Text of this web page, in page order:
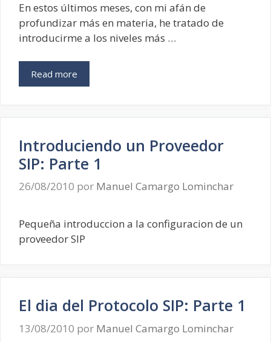
En estos últimos meses, con mi afán de
profundizar más en materia, he tratado de
introducirme a los niveles más …
Read more
Introduciendo un Proveedor
SIP: Parte 1
26/08/2010 por Manuel Camargo Lominchar
Pequeña introduccion a la configuracion de un
proveedor SIP
El dia del Protocolo SIP: Parte 1
13/08/2010 por Manuel Camargo Lominchar